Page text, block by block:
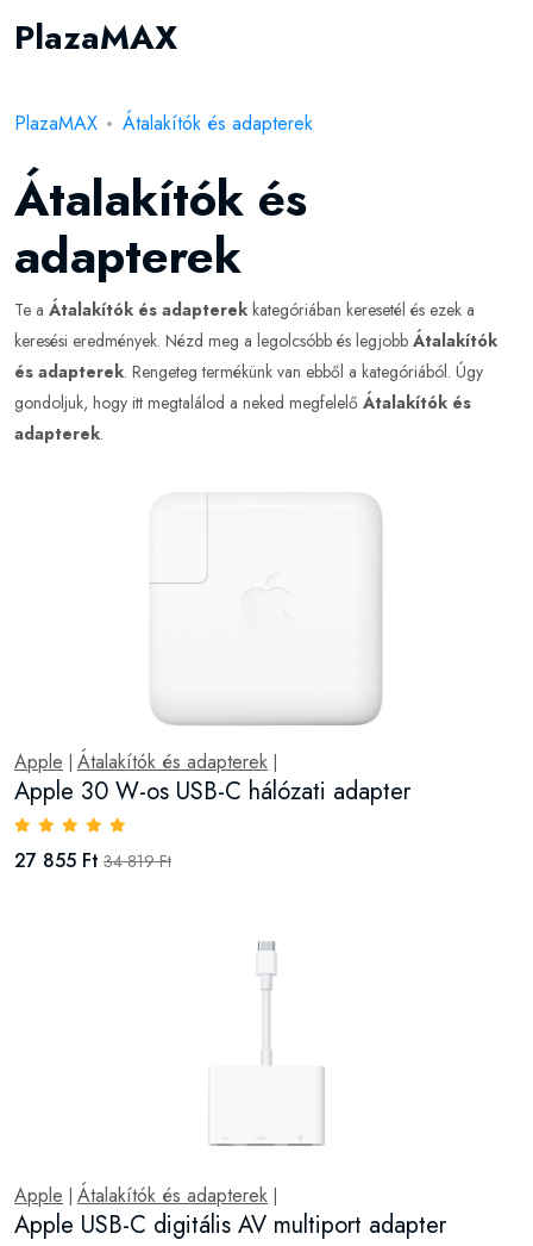
PlazaMAX
PlazaMAX Átalakítók és adapterek
Átalakítók és
adapterek
Te a Átalakítók és adapterek kategóriában keresetél és ezek a
keresési eredmények. Nézd meg a legolcsóbb és legjobb Átalakítók
és adapterek. Rengeteg termékünk van ebből a kategóriából. Úgy
gondoljuk, hogy itt megtalálod a neked megfelelő Átalakítók és
adapterek.
Apple Átalakítók és adapterek
Apple 30 W-os USB-C hálózati adapter
27 855 Ft 34 819 Ft
Apple Átalakítók és adapterek
Apple USB-C digitális AV multiport adapter